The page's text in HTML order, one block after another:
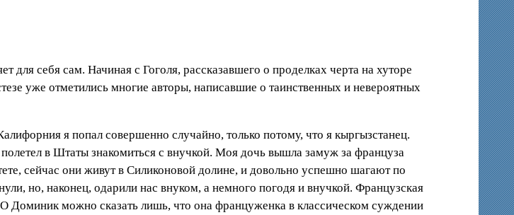
для себя сам. Начиная с Гоголя, рассказавшего о проделках черта на хуторе
уже отметились многие авторы, написавшие о таинственных и невероятных
я попал совершенно случайно, только потому, что я кыргызстанец.
в Штаты знакомиться с внучкой. Моя дочь вышла замуж за француза
сейчас они живут в Силиконовой долине, и довольно успешно шагают по
но, наконец, одарили нас внуком, а немного погодя и внучкой. Французская
Доминик можно сказать лишь, что она француженка в классическом суждении